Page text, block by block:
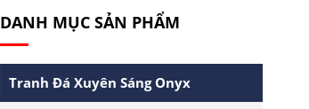
DANH MỤC SẢN PHẨM
Tranh Đá Xuyên Sáng Onyx